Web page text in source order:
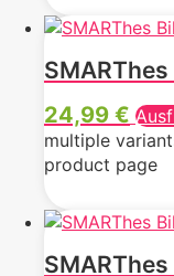
24,99 €
multiple
product page